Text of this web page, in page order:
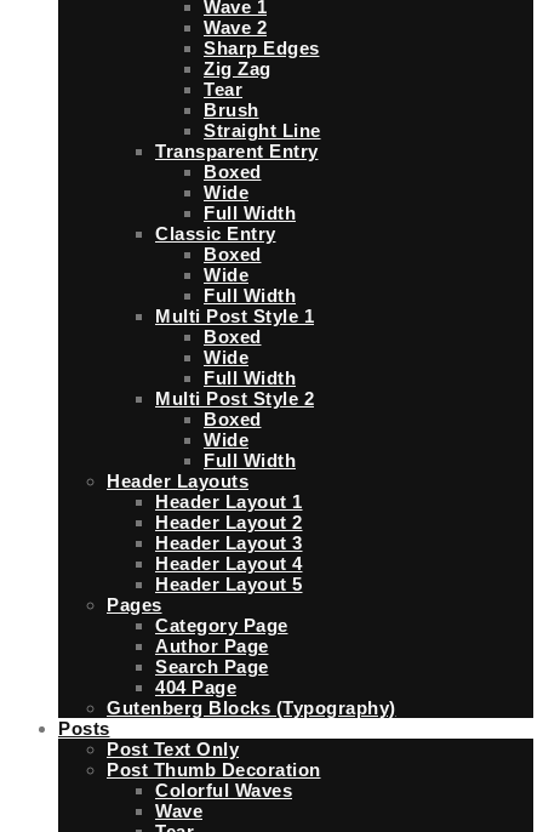
Wave 1
Wave 2
Sharp Edges
Zig Zag
Tear
Brush
Straight Line
Transparent Entry
Boxed
Wide
Full Width
Classic Entry
Boxed
Wide
Full Width
Multi Post Style 1
Boxed
Wide
Full Width
Multi Post Style 2
Boxed
Wide
Full Width
Header Layouts
Header Layout 1
Header Layout 2
Header Layout 3
Header Layout 4
Header Layout 5
Pages
Category Page
Author Page
Search Page
404 Page
Gutenberg Blocks (Typography)
Posts
Post Text Only
Post Thumb Decoration
Colorful Waves
Wave